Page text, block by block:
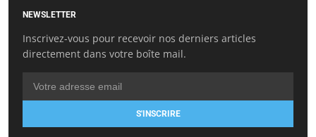
NEWSLETTER
Inscrivez-vous pour recevoir nos derniers articles
directement dans votre boîte mail.
S'INSCRIRE